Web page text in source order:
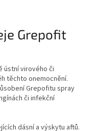
Grepofit
ústní virového či
těchto onemocnění.
Grepofitu spray
či infekční
dásní a výskytu aftů.